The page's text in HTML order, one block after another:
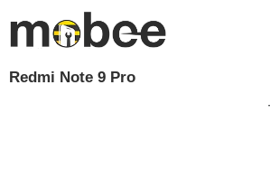
Redmi Note 9 Pro